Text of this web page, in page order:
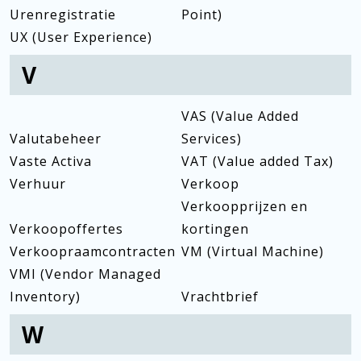
Urenregistratie
Point)
UX (User Experience)
V
Valutabeheer
VAS (Value Added
Services)
Vaste Activa
VAT (Value added Tax)
Verhuur
Verkoop
Verkoopoffertes
Verkoopprijzen en
kortingen
Verkoopraamcontracten VM (Virtual Machine)
VMI (Vendor Managed
Inventory)
Vrachtbrief
W